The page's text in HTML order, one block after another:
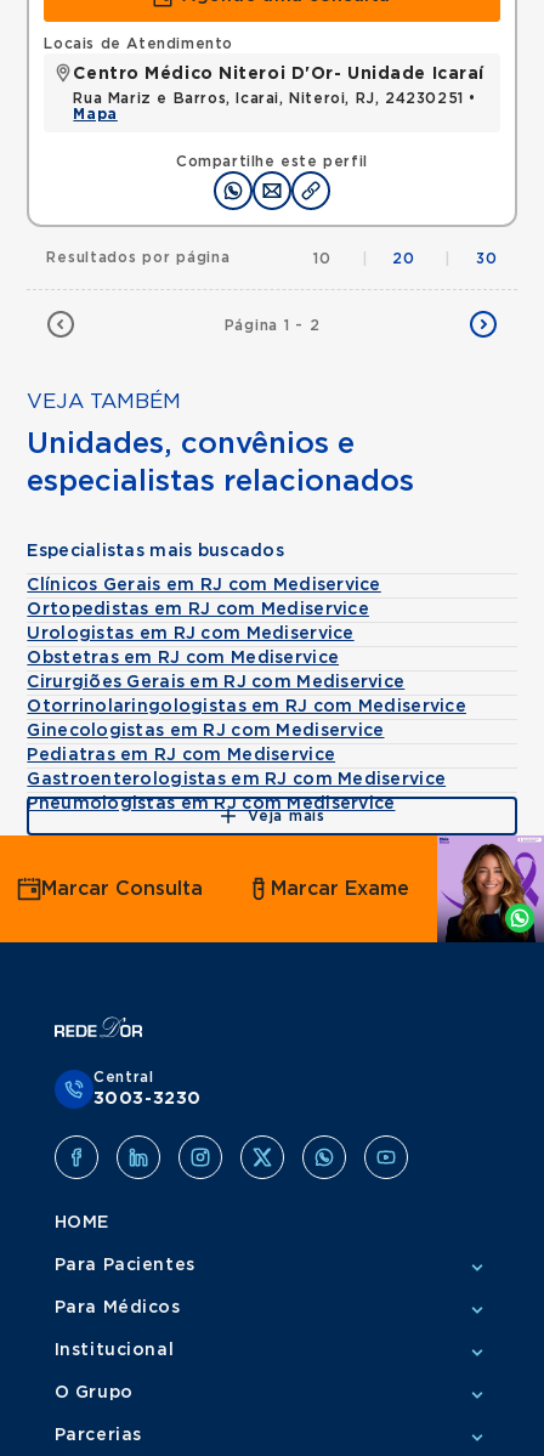
Compartilhe este perfil
Locais de Atendimento
Centro Médico Niteroi D'Or- Unidade Icaraí
Rua Mariz e Barros, Icarai, Niteroi, RJ, 24230251 •
Mapa
Página 1 - 2
Resultados por página 10 20 30
VEJA TAMBÉM
Unidades, convênios e
especialistas relacionados
Especialistas mais buscados
Clínicos Gerais em RJ com Mediservice
Ortopedistas em RJ com Mediservice
Urologistas em RJ com Mediservice
Obstetras em RJ com Mediservice
Cirurgiões Gerais em RJ com Mediservice
Otorrinolaringologistas em RJ com Mediservice
Ginecologistas em RJ com Mediservice
Pediatras em RJ com Mediservice
Gastroenterologistas em RJ com Mediservice
Pneumologistas em RJ com Mediservice
Veja mais
Agende
por
Whatsapp
Marcar Consulta Marcar Exame
Central
3003-3230
HOME
Para Pacientes
Para Médicos
Institucional
O Grupo
Parcerias